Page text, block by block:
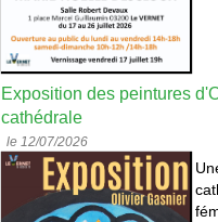
Exposition des peintures
cathédrale
le 12/07/2026